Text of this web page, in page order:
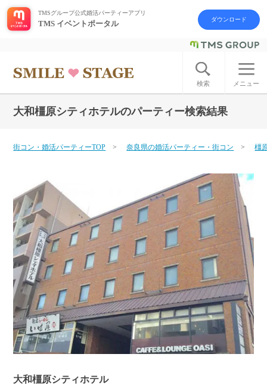
ログイン アカウント登録
はじめての方へ
今週の婚活パーティー
よくあるご質問
アフターアプローチとは
お問い合わせ
利用規約
個人情報保護方針launch
子どもの安全基準に関するポリシーlaunch
TMSグループ公式婚活パーティーアプリ
TMS イベントポータル ダウンロード
検索 メニュー
大和橿原シティホテルのパーティー検索結果
街コン・婚活パーティーTOP 奈良県の婚活パーティー・街コン 橿
大和橿原シティホテル